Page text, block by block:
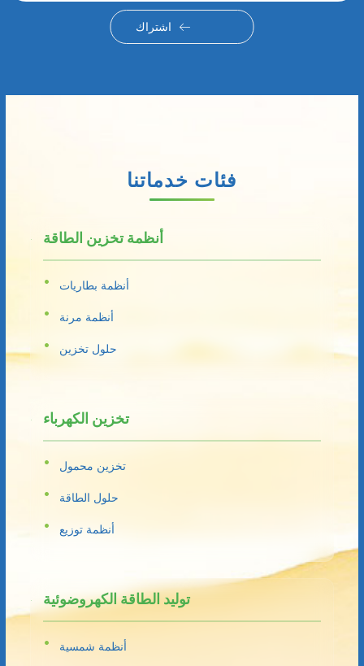
اشتراك
فئات خدماتنا
أنظمة تخزين الطاقة
أنظمة بطاريات
أنظمة مرنة
حلول تخزين
تخزين الكهرباء
تخزين محمول
حلول الطاقة
أنظمة توزيع
توليد الطاقة الكهروضوئية
أنظمة شمسية